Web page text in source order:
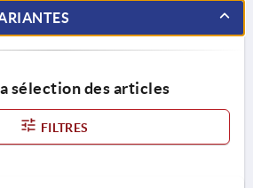
sélection des articles
FILTRES